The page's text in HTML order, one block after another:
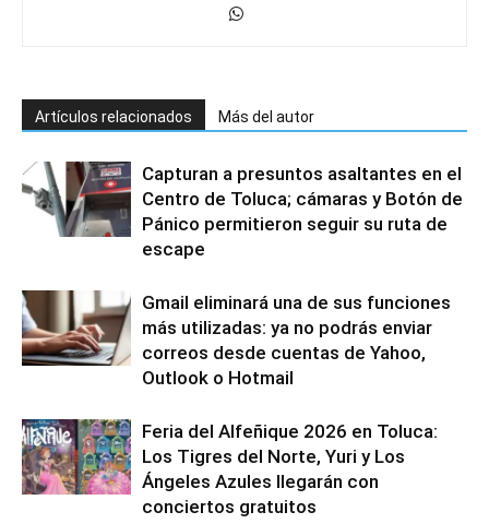
Artículos relacionados Más del autor
Capturan a presuntos asaltantes en el
Centro de Toluca; cámaras y Botón de
Pánico permitieron seguir su ruta de
escape
Gmail eliminará una de sus funciones
más utilizadas: ya no podrás enviar
correos desde cuentas de Yahoo,
Outlook o Hotmail
Feria del Alfeñique 2026 en Toluca:
Los Tigres del Norte, Yuri y Los
Ángeles Azules llegarán con
conciertos gratuitos